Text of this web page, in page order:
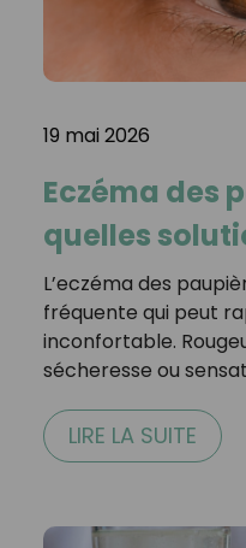
19 mai 2026
Eczéma des
quelles
L’eczéma des
fréquente qui peut
inconfortable.
sécheresse ou
LIRE LA SUITE